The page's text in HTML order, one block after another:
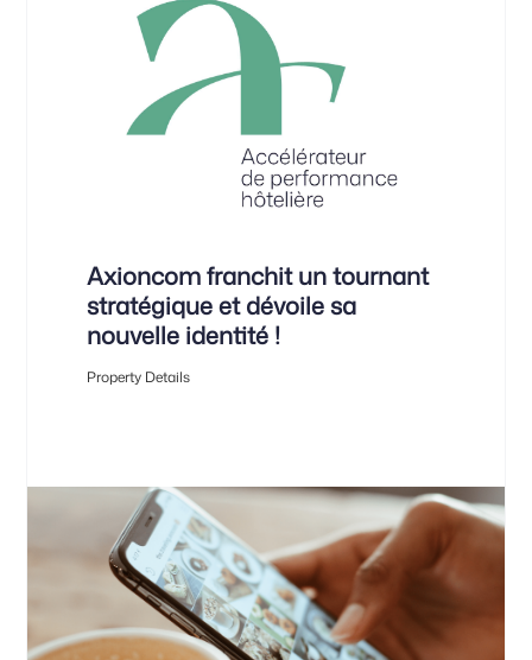
Axioncom franchit un tournant
stratégique et dévoile sa
nouvelle identité !
Property Details